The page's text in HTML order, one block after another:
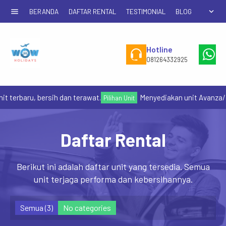
menu BERANDA DAFTAR RENTAL TESTIMONIAL BLOG expand_more
Hotline
081264332925
bersih dan terawat. Pilihan Unit Menyediakan unit Avanza/
Daftar Rental
Berikut ini adalah daftar unit yang tersedia. Semua
unit terjaga performa dan kebersihannya.
Semua (3) No categories